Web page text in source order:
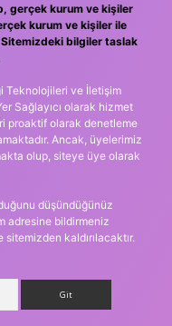
gerçek kurum ve kişiler
kurum ve kişiler ile
bilgiler taslak
Teknolojileri ve İletişim
Sağlayıcı olarak hizmet
proaktif olarak denetleme
Ancak, üyelerimiz
olup, siteye üye olarak
düşündüğünüz
adresine bildirmeniz
kaldırılacaktır.